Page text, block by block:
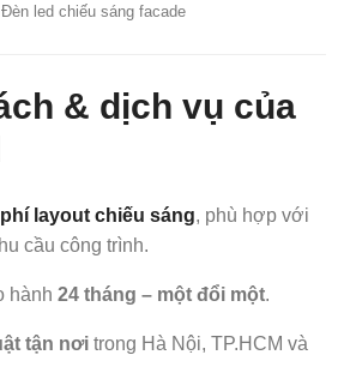
Đèn led chiếu sáng facade
& dịch vụ của
layout chiếu sáng, phù hợp với
cầu công trình.
hành 24 tháng – một đổi một.
tận nơi trong Hà Nội, TP.HCM và